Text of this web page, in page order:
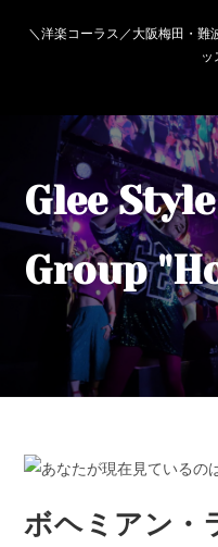
＼洋楽コーラス／大阪梅田・難
Glee
Group
ボヘミアン・